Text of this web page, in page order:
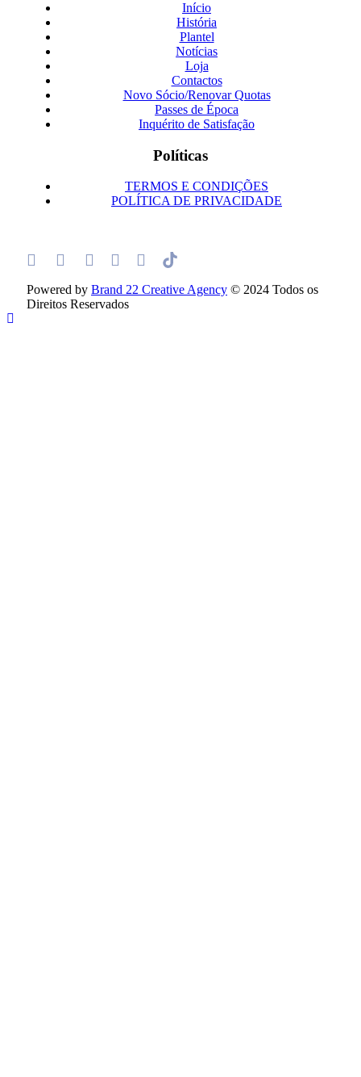
Início
História
Plantel
Notícias
Loja
Contactos
Novo Sócio/Renovar Quotas
Passes de Época
Inquérito de Satisfação
Políticas
TERMOS E CONDIÇÕES
POLÍTICA DE PRIVACIDADE
Powered by Brand 22 Creative Agency © 2024 Todos os
Direitos Reservados